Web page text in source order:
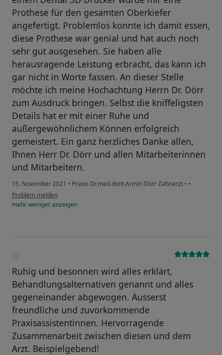
Prothese für den gesamten Oberkiefer
angefertigt. Problemlos konnte ich damit essen,
diese Prothese war genial und hat auch noch
sehr gut ausgesehen. Sie haben alle
herausragende Leistung erbracht, das kann ich
gar nicht in Worte fassen. An dieser Stelle
möchte ich meine Hochachtung Herrn Dr. Dörr
zum Ausdruck bringen. Selbst die kniffeligsten
Details hat er mit einer Ruhe und
außergewöhnlichem Können erfolgreich
gemeistert. Ein ganz herzliches Danke allen,
Ihnen Herr Dr. Dörr und allen Mitarbeiterinnen
und Mitarbeitern.
15. November 2021 • Praxis Dr.med.dent.Armin Dörr Zahnarzt • •
Problem melden
mehrwenigeranzeigen
Ruhig und besonnen wird alles erklärt,
Behandlungsalternativen genannt und alles
gegeneinander abgewogen. Äusserst
freundliche und zuvorkommende
Praxisassistentinnen. Hervorragende
Zusammenarbeit zwischen diesen und dem
Arzt. Beispielgebend!